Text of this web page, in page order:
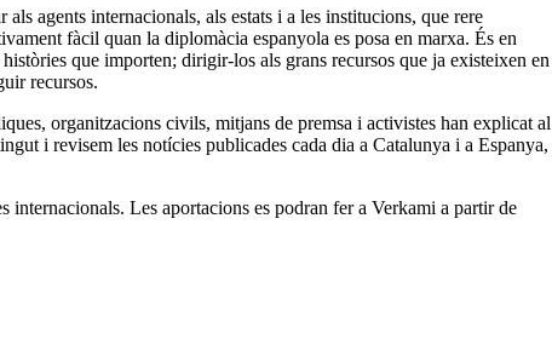
agents internacionals, als estats i a les institucions, que rere
fàcil quan la diplomàcia espanyola es posa en marxa. És en
que importen; dirigir-los als grans recursos que ja existeixen en
recursos.
organitzacions civils, mitjans de premsa i activistes han explicat al
i revisem les notícies publicades cada dia a Catalunya i a Espanya,
Les aportacions es podran fer a Verkami a partir de